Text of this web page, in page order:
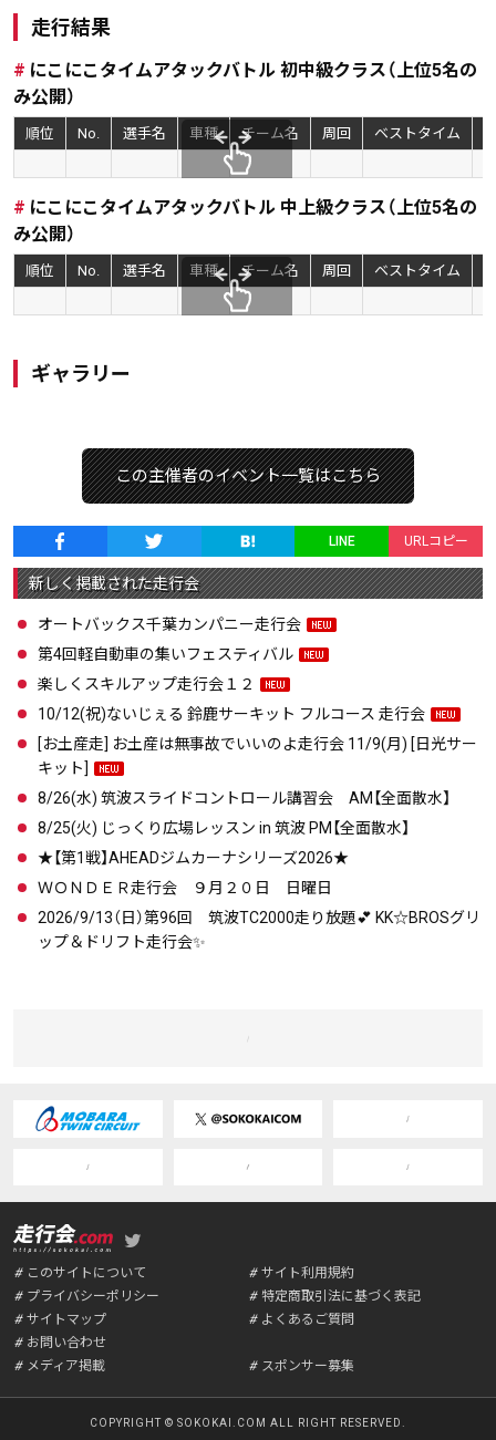
走行結果
にこにこタイムアタックバトル 初中級クラス（上位5名の
み公開）
順位 No. 選手名 車種 チーム名 周回 ベストタイム
にこにこタイムアタックバトル 中上級クラス（上位5名の
み公開）
順位 No. 選手名 車種 チーム名 周回 ベストタイム
ギャラリー
この主催者のイベント一覧はこちら
LINE URLコピー
新しく掲載された走行会
オートバックス千葉カンパニー走行会
第4回軽自動車の集いフェスティバル
楽しくスキルアップ走行会１２
10/12(祝)ないじぇる 鈴鹿サーキット フルコース 走行会
[お土産走] お土産は無事故でいいのよ走行会 11/9(月) [日光サー
キット]
8/26(水) 筑波スライドコントロール講習会 AM【全面散水】
8/25(火) じっくり広場レッスン in 筑波 PM【全面散水】
★【第1戦】AHEADジムカーナシリーズ2026★
ＷＯＮＤＥＲ走行会 ９月２０日 日曜日
2026/9/13（日）第96回 筑波TC2000走り放題💕 KK☆BROSグリ
ップ＆ドリフト走行会✨
このサイトについて
サイト利用規約
プライバシーポリシー
特定商取引法に基づく表記
サイトマップ
よくあるご質問
お問い合わせ
メディア掲載
スポンサー募集
COPYRIGHT © SOKOKAI.COM ALL RIGHT RESERVED.